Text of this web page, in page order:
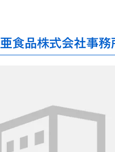
亜食品株式会社事